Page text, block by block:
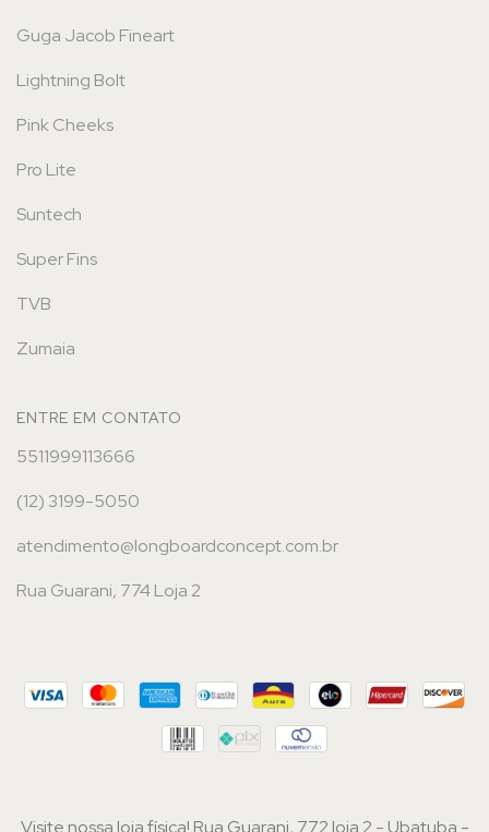
Guga Jacob Fineart
Lightning Bolt
Pink Cheeks
Pro Lite
Suntech
Super Fins
TVB
Zumaia
ENTRE EM CONTATO
5511999113666
(12) 3199-5050
atendimento@longboardconcept.com.br
Rua Guarani, 774 Loja 2